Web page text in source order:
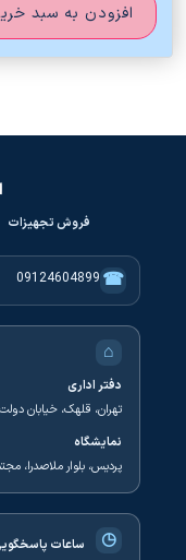
افزودن به سبد
فروش تجهیزات
☎
09124604899
⌂
دفتر اداری
تهران، قلهک، خیابان دولت،
نمایشگاه
پردیس، بلوار ملاصدرا،
◷ ساعات